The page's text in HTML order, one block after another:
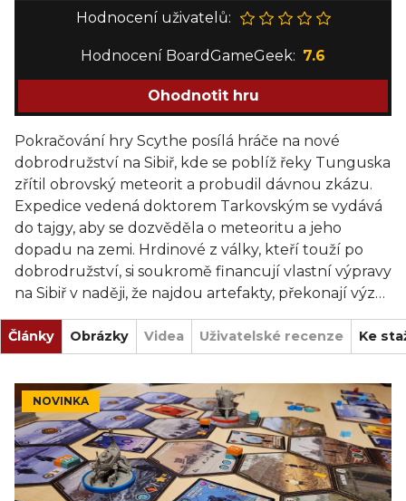
Hodnocení uživatelů:
Hodnocení BoardGameGeek: 7.6
Ohodnotit hru
Pokračování hry Scythe posílá hráče na nové
dobrodružství na Sibiř, kde se poblíž řeky Tunguska
zřítil obrovský meteorit a probudil dávnou zkázu.
Expedice vedená doktorem Tarkovským se vydává
do tajgy, aby se dozvěděla o meteoritu a jeho
dopadu na zemi. Hrdinové z války, kteří touží po
dobrodružství, si soukromě financují vlastní výpravy
na Sibiř v naději, že najdou artefakty, překonají výzvy
a nakonec dosáhnou slávy.
Expedice je kompetitivní, karetní, enginová-
buildingová průzkumná hra. Hrajte karty, abyste
získali sílu, lstivost a jedinečné schopnosti dělníků;
přesouvejte svého mecha na tajemná místa a
získávejte karty nalezené mezi destičkami;
používejte dělníky, předměty, meteority a úkoly k
vylepšení svého mecha; a využívejte sílu a lstivost k
Články Obrázky Videa Uživatelské recenze Ke
NOVINKA